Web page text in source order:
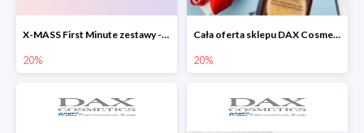
X-MASS First Minute zestawy -20%
20%
Cała oferta sklepu DAX Cosmetix -20%
20%